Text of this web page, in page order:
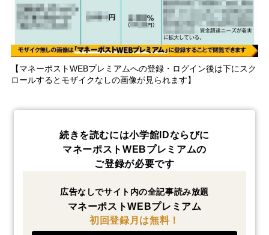
【マネーポストWEBプレミアムへの登録・ログイン後は下にスク
ロールするとモザイクなしの画像が見られます】
続きを読むには小学館IDならびに
マネーポストWEBプレミアムの
ご登録が必要です
広告なしでサイト内の全記事読み放題
マネーポストWEBプレミアム
初回登録月は無料！